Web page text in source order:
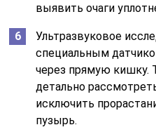
выявить очаги
Ультразвуковое
специальным
через прямую кишку.
детально
исключить
пузырь.